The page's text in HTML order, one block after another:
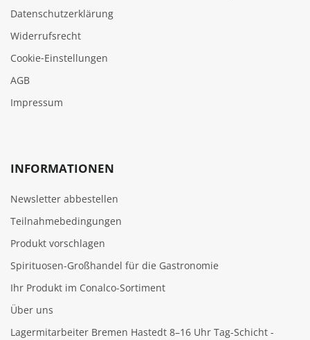
Datenschutzerklärung
Widerrufsrecht
Cookie‑Einstellungen
AGB
Impressum
INFORMATIONEN
Newsletter abbestellen
Teilnahmebedingungen
Produkt vorschlagen
Spirituosen-Großhandel für die Gastronomie
Ihr Produkt im Conalco-Sortiment
Über uns
Lagermitarbeiter Bremen Hastedt 8–16 Uhr Tag-Schicht -